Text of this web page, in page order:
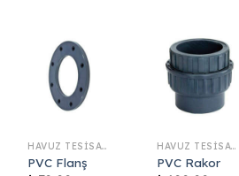
HAVUZ TESISAT MALZEMELERI
PVC Flanş
HAVUZ TESISAT MALZEMELERI
PVC Rakor